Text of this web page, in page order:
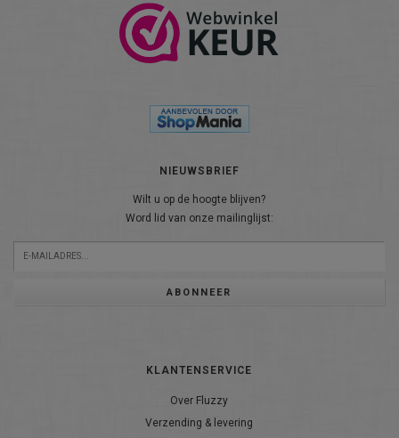
NIEUWSBRIEF
Wilt u op de hoogte blijven?
Word lid van onze mailinglijst:
ABONNEER
KLANTENSERVICE
Over Fluzzy
Verzending & levering